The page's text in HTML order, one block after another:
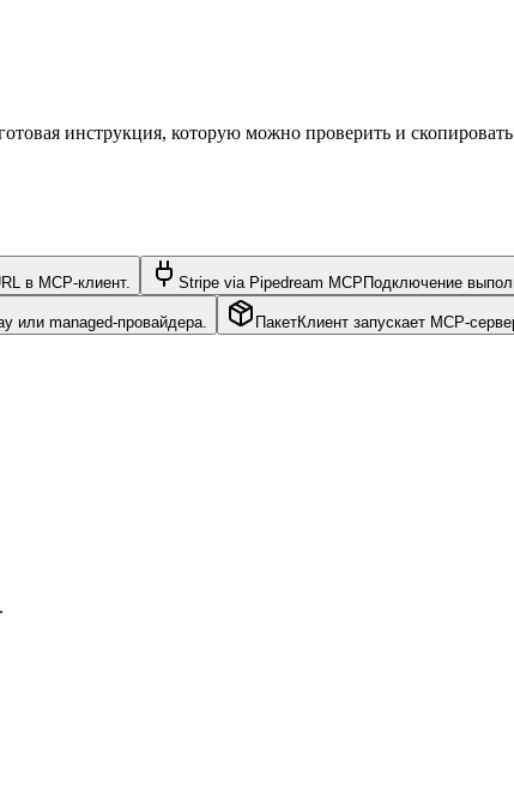
инструкция, которую можно проверить и
в MCP-клиент. Stripe via Pipedream MCP Подключение
или managed-провайдера. ПакетКлиент запускает MCP-